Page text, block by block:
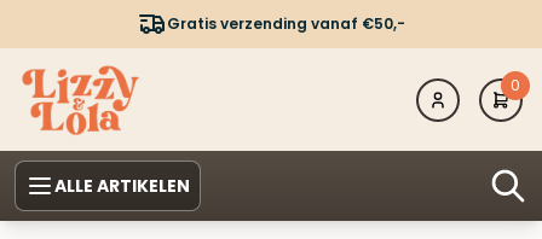
Gratis verzending vanaf €50,-
0
ALLE ARTIKELEN